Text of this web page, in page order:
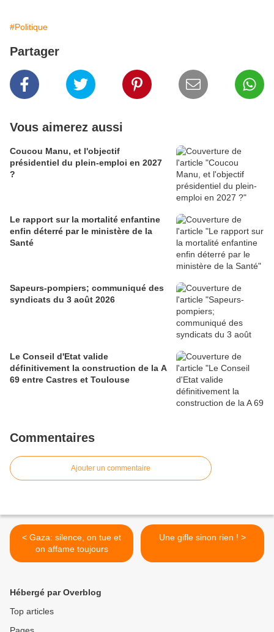
#Politique
Partager
Vous aimerez aussi
Coucou Manu, et l'objectif
présidentiel du plein-emploi en 2027
?
Le rapport sur la mortalité enfantine
enfin déterré par le ministère de la
Santé
Sapeurs-pompiers; communiqué des
syndicats du 3 août 2026
Le Conseil d'Etat valide
définitivement la construction de la A
69 entre Castres et Toulouse
Commentaires
Ajouter un commentaire
< Gaza: silence, on tue et
on affame toujours
Une gifle sinon rien ! >
Hébergé par Overblog
Top articles